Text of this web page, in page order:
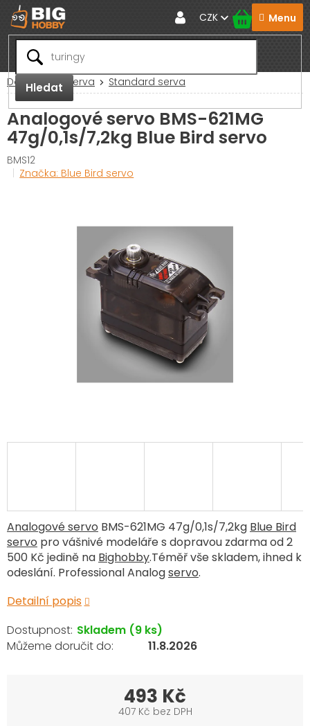
Přejít
na
obsah
Hledat
CZK
Domů RC Serva Standard serva
Analogové servo BMS-621MG
47g/0,1s/7,2kg Blue Bird servo
BMS12
Značka: Blue Bird servo
Analogové servo BMS-621MG 47g/0,1s/7,2kg Blue Bird
servo pro vášnivé modeláře s dopravou zdarma od 2
500 Kč jedině na Bighobby.Téměř vše skladem, ihned k
odeslání. Professional Analogservo.
Detailní popis
Skladem (9 ks)
11.8.2026
493 Kč
407 Kč bez DPH